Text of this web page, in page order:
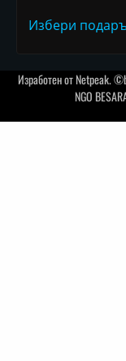
Избери
Изработен отNetpeak.
NGO